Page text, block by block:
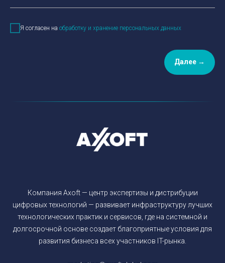
Я согласен на обработку и хранение персональных данных
Далее →
Компания Axoft — центр экспертизы и дистрибуции
цифровых технологий — развивает инфраструктуру лучших
технологических практик и сервисов, где на системной и
долгосрочной основе создает благоприятные условия для
развития бизнеса всех участников IT-рынка.